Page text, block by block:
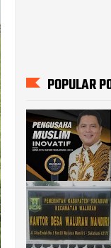
POPULAR